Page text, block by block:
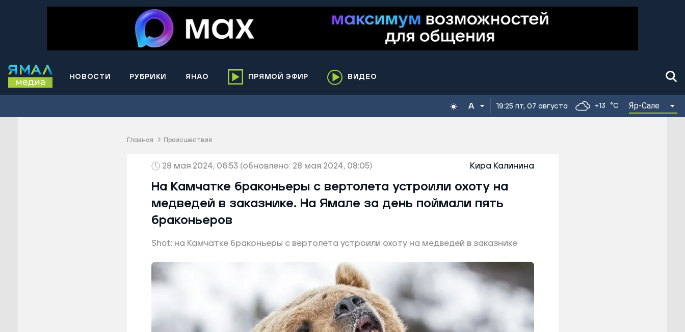
НОВОСТИ РУБРИКИ ЯНАО
район
Муравленко
Новый Уренгой
Ноябрьск
Приуральский район
Пуровский район
Шурышкарский район
Ямальский район
ПРЯМОЙ ЭФИР ВИДЕО
19:25 пт, 07 августа +13 °C Яр-Сале
Главная Происшествия
28 мая 2024, 06:53 (обновлено: 28 мая 2024, 08:05) Кира Калинина
На Камчатке браконьеры с вертолета устроили охоту на
медведей в заказнике. На Ямале за день поймали пять
браконьеров
Shot: на Камчатке браконьеры с вертолета устроили охоту на медведей в заказнике